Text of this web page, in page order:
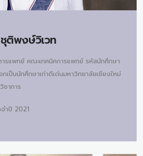
ติพงษ์วิเวท
ารแพทย์ คณะเทคนิคการแพทย์ รหัสนักศึกษา
เป็นนักศึกษาเก่าดีเด่นมหาวิทยาลัยเชียงใหม่
ชาการ
จำปี 2021